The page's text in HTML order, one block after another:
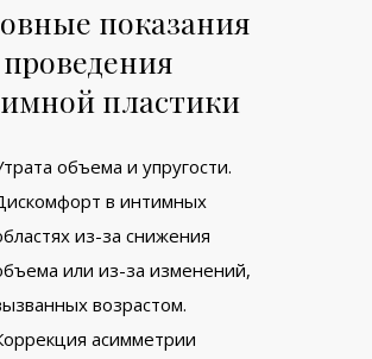
показания
пластики
объема и упругости.
в интимных
из-за снижения
или из-за изменений,
возрастом.
асимметрии